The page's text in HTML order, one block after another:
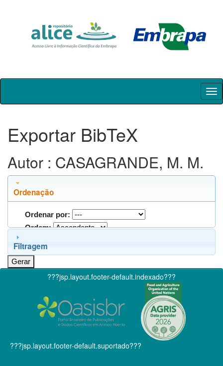
Skip
Exportar BibTeX
Autor : CASAGRANDE, M. M.
Ordenação
Ordenar por:
Ordem:
Filtragem
???jsp.layout.footer-default.indexado???
???jsp.layout.footer-default.suportado???